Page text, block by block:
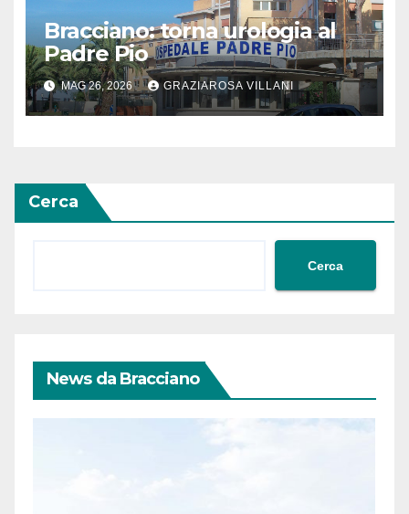
Bracciano: torna urologia al
Padre Pio
MAG 26, 2026 GRAZIAROSA VILLANI
Cerca
Cerca
News da Bracciano